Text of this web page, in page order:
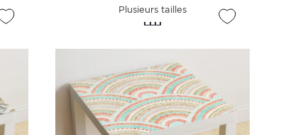
Plusieurs tailles